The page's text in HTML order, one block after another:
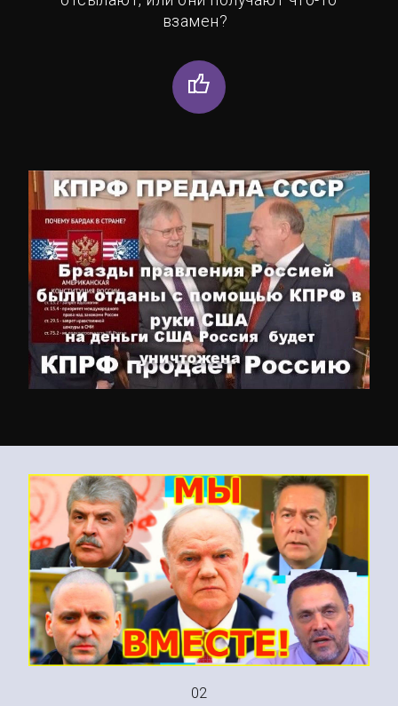
взамен?
Что такое фракционная
дисциплина партий?
02